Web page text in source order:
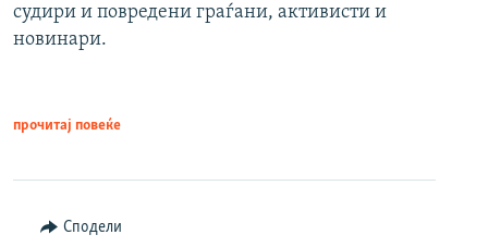
судири и повредени граѓани, активисти и
новинари.
прочитај повеќе
Сподели